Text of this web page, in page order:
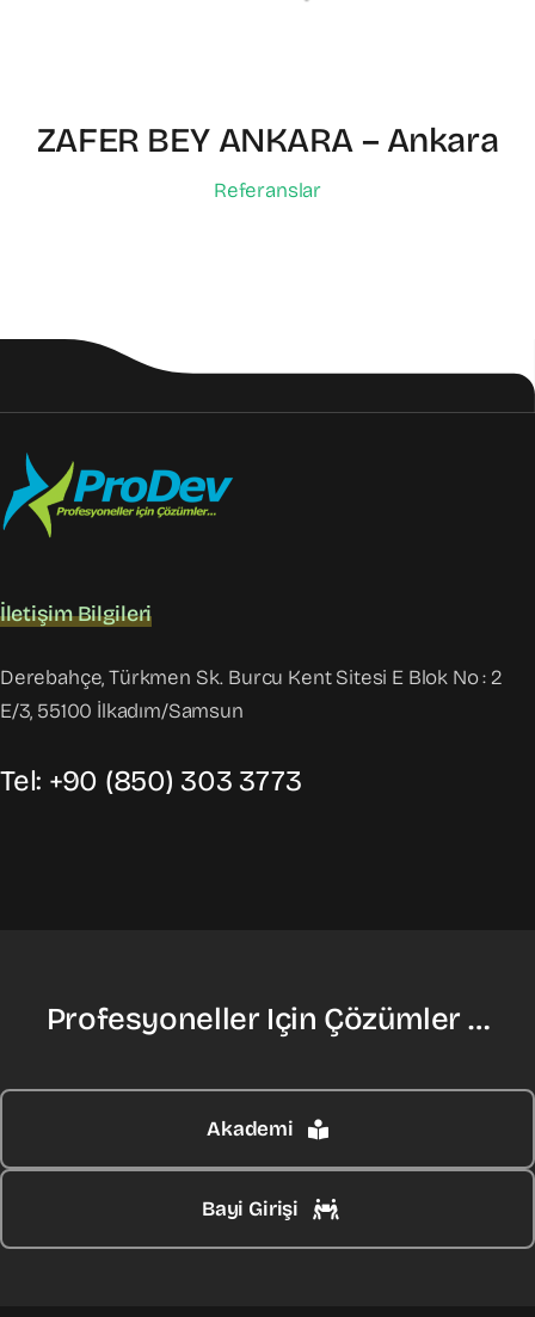
ZAFER BEY ANKARA – Ankara
Referanslar
İletişim Bilgileri
Derebahçe, Türkmen Sk. Burcu Kent Sitesi E Blok No : 2
E/3, 55100 İlkadım/Samsun
Tel: +90 (850) 303 3773
Profesyoneller Için Çözümler …
Akademi
Bayi Girişi